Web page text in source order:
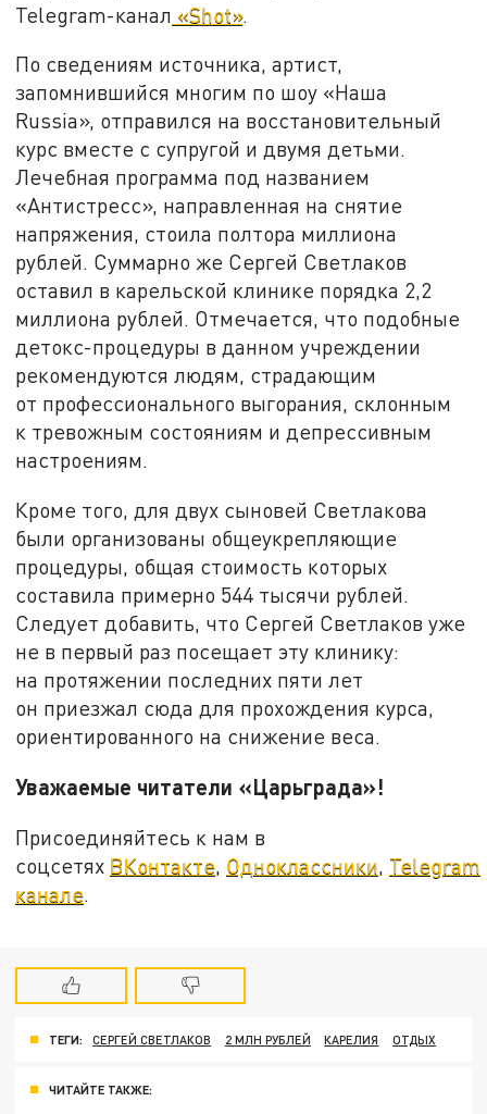
Telegram-канал «Shot».
По сведениям источника, артист,
запомнившийся многим по шоу «Наша
Russia», отправился на восстановительный
курс вместе с супругой и двумя детьми.
Лечебная программа под названием
«Антистресс», направленная на снятие
напряжения, стоила полтора миллиона
рублей. Суммарно же Сергей Светлаков
оставил в карельской клинике порядка 2,2
миллиона рублей. Отмечается, что подобные
детокс-процедуры в данном учреждении
рекомендуются людям, страдающим
от профессионального выгорания, склонным
к тревожным состояниям и депрессивным
настроениям.
Кроме того, для двух сыновей Светлакова
были организованы общеукрепляющие
процедуры, общая стоимость которых
составила примерно 544 тысячи рублей.
Следует добавить, что Сергей Светлаков уже
не в первый раз посещает эту клинику:
на протяжении последних пяти лет
он приезжал сюда для прохождения курса,
ориентированного на снижение веса.
Уважаемые читатели «Царьграда»!
Присоединяйтесь к нам в
соцсетях ВКонтакте Одноклассники Telegram
канале
ТЕГИ: СЕРГЕЙ СВЕТЛАКОВ 2 МЛН РУБЛЕЙ КАРЕЛИЯ ОТДЫХ
ЧИТАЙТЕ ТАКЖЕ: